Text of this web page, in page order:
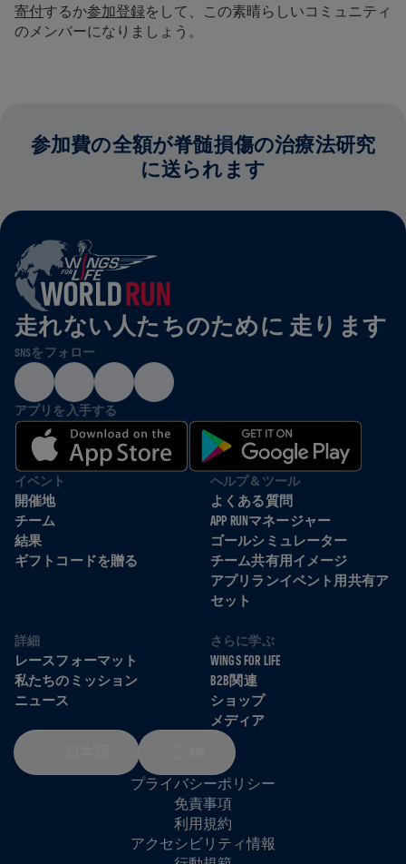
寄付するか参加登録をして、この素晴らしいコミュニティ
のメンバーになりましょう。
参加費の全額が脊髄損傷の治療法研究
に送られます
走れない人たちのために 走ります
SNSをフォロー
アプリを入手する
イベント
開催地
チーム
結果
ギフトコードを贈る
ヘルプ＆ツール
よくある質問
APP RUNマネージャー
ゴールシミュレーター
チーム共有用イメージ
アプリランイベント用共有ア
セット
詳細
レースフォーマット
私たちのミッション
ニュース
さらに学ぶ
WINGS FOR LIFE
B2B関連
ショップ
メディア
プライバシーポリシー
免責事項
利用規約
アクセシビリティ情報